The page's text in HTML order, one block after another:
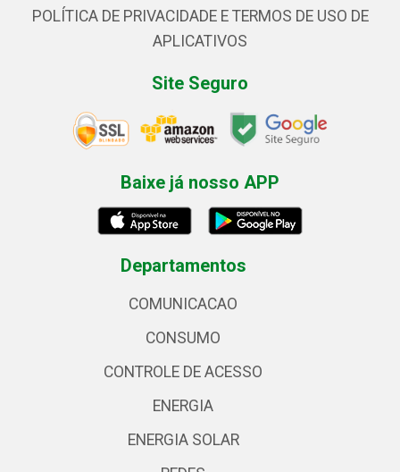
POLÍTICA DE PRIVACIDADE E TERMOS DE USO DE
APLICATIVOS
Site Seguro
Baixe já nosso APP
Departamentos
COMUNICACAO
CONSUMO
CONTROLE DE ACESSO
ENERGIA
ENERGIA SOLAR